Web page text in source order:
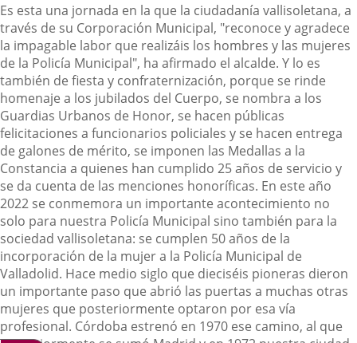
Es esta una jornada en la que la ciudadanía vallisoletana, a
través de su Corporación Municipal, "reconoce y agradece
la impagable labor que realizáis los hombres y las mujeres
de la Policía Municipal", ha afirmado el alcalde. Y lo es
también de fiesta y confraternización, porque se rinde
homenaje a los jubilados del Cuerpo, se nombra a los
Guardias Urbanos de Honor, se hacen públicas
felicitaciones a funcionarios policiales y se hacen entrega
de galones de mérito, se imponen las Medallas a la
Constancia a quienes han cumplido 25 años de servicio y
se da cuenta de las menciones honoríficas. En este año
2022 se conmemora un importante acontecimiento no
solo para nuestra Policía Municipal sino también para la
sociedad vallisoletana: se cumplen 50 años de la
incorporación de la mujer a la Policía Municipal de
Valladolid. Hace medio siglo que dieciséis pioneras dieron
un importante paso que abrió las puertas a muchas otras
mujeres que posteriormente optaron por esa vía
profesional. Córdoba estrenó en 1970 ese camino, al que